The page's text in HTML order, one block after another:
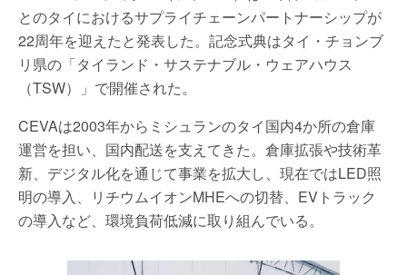
とのタイにおけるサプライチェーンパートナーシップが
22周年を迎えたと発表した。記念式典はタイ・チョンブ
リ県の「タイランド・サステナブル・ウェアハウス
（TSW）」で開催された。
CEVAは2003年からミシュランのタイ国内4か所の倉庫
運営を担い、国内配送を支えてきた。倉庫拡張や技術革
新、デジタル化を通じて事業を拡大し、現在ではLED照
明の導入、リチウムイオンMHEへの切替、EVトラック
の導入など、環境負荷低減に取り組んでいる。